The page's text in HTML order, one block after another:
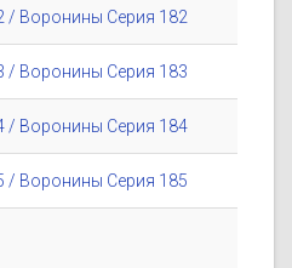
/ Воронины Серия 182
/ Воронины Серия 183
/ Воронины Серия 184
/ Воронины Серия 185